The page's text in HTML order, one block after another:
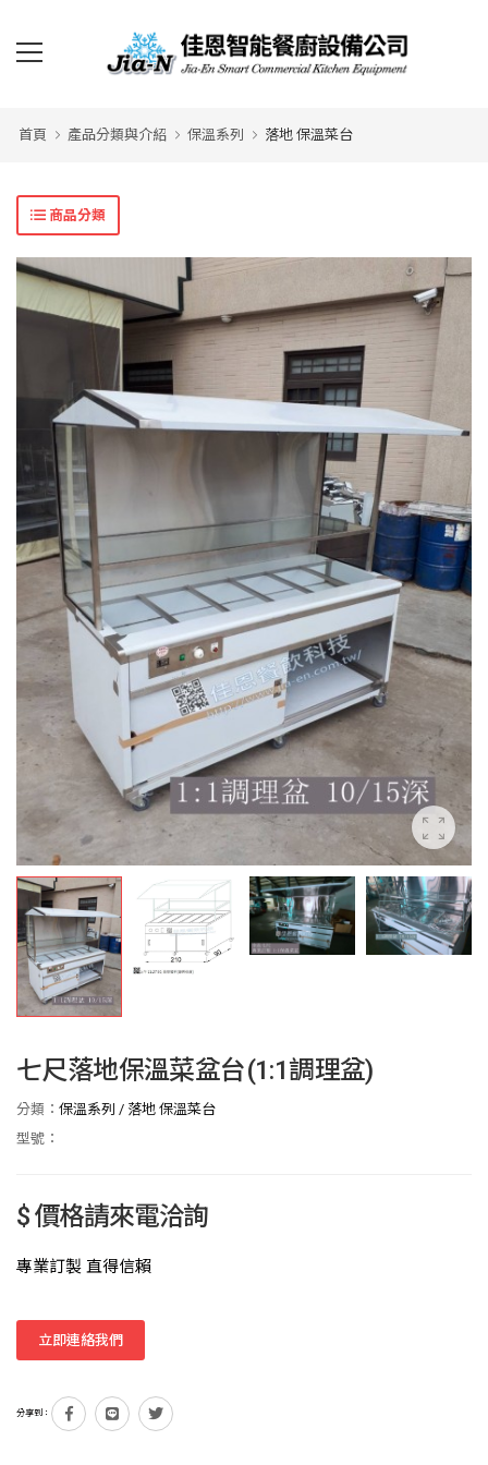
首頁 產品分類與介紹 保溫系列 落地 保溫菜台
商品分類
七尺落地保溫菜盆台(1:1調理盆)
分類： 保溫系列 / 落地 保溫菜台
型號：
$ 價格請來電洽詢
專業訂製 直得信賴
立即連絡我們
分享到：